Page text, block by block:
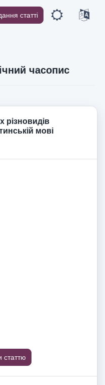
статті
часопис
різновидів
мові
статтю